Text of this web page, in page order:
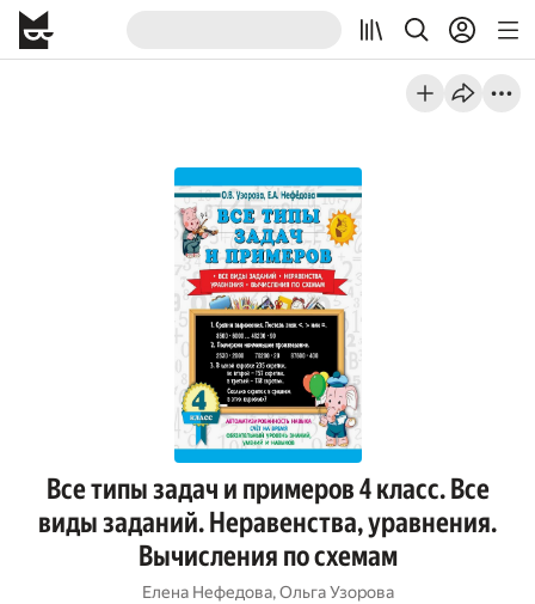
Все типы задач и примеров 4 класс. Все
виды заданий. Неравенства, уравнения.
Вычисления по схемам
Елена Нефедова,Ольга Узорова